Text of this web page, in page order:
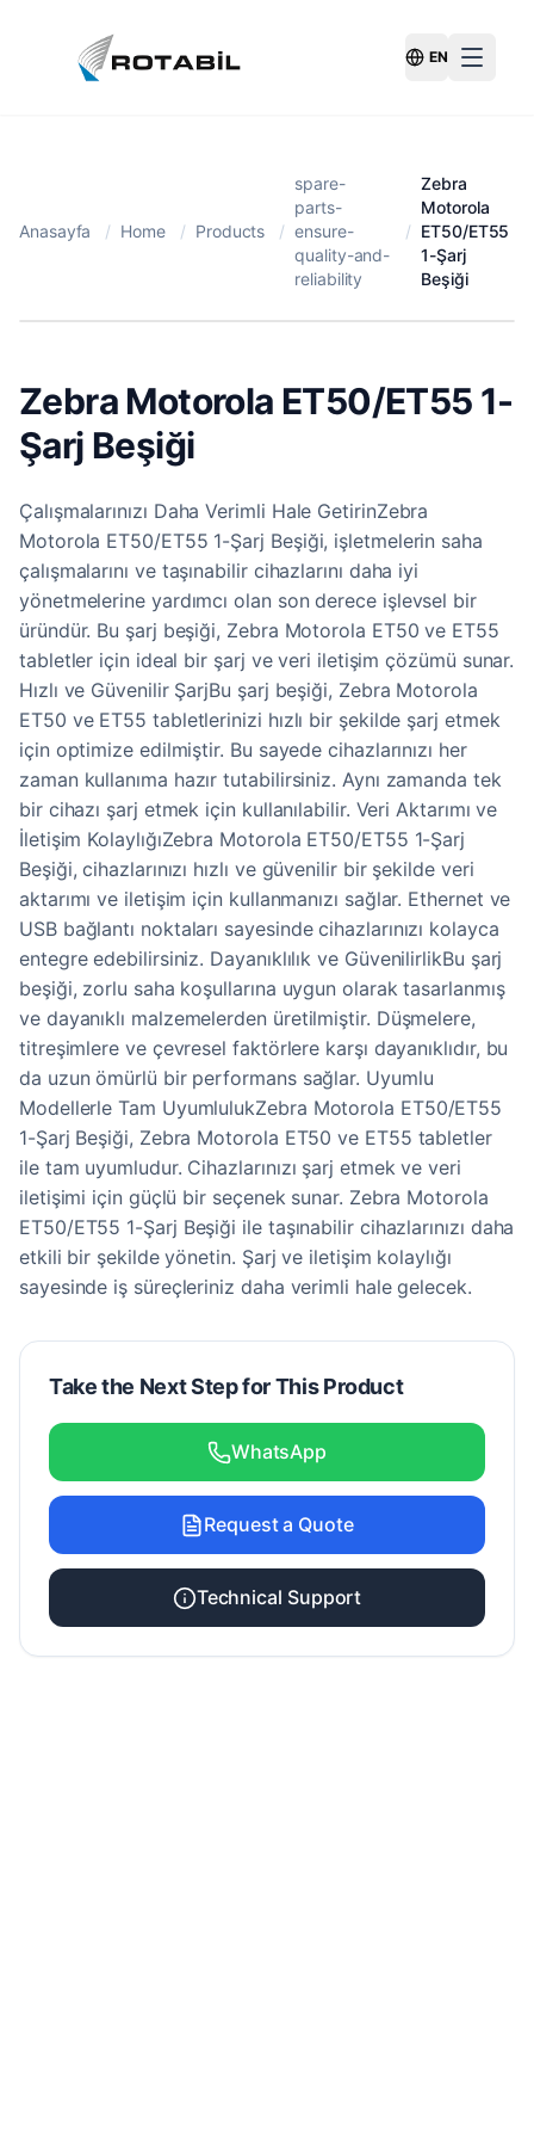
Switch
EN
Anasayfa / Home / Products /
spare-
parts-
ensure-
quality-and-
reliability
/
Zebra
Motorola
ET50/ET55
1-Şarj
Beşiği
Zebra Motorola ET50/ET55 1-
Şarj Beşiği
Çalışmalarınızı Daha Verimli Hale GetirinZebra
Motorola ET50/ET55 1-Şarj Beşiği, işletmelerin saha
çalışmalarını ve taşınabilir cihazlarını daha iyi
yönetmelerine yardımcı olan son derece işlevsel bir
üründür. Bu şarj beşiği, Zebra Motorola ET50 ve ET55
tabletler için ideal bir şarj ve veri iletişim çözümü sunar.
Hızlı ve Güvenilir ŞarjBu şarj beşiği, Zebra Motorola
ET50 ve ET55 tabletlerinizi hızlı bir şekilde şarj etmek
için optimize edilmiştir. Bu sayede cihazlarınızı her
zaman kullanıma hazır tutabilirsiniz. Aynı zamanda tek
bir cihazı şarj etmek için kullanılabilir. Veri Aktarımı ve
İletişim KolaylığıZebra Motorola ET50/ET55 1-Şarj
Beşiği, cihazlarınızı hızlı ve güvenilir bir şekilde veri
aktarımı ve iletişim için kullanmanızı sağlar. Ethernet ve
USB bağlantı noktaları sayesinde cihazlarınızı kolayca
entegre edebilirsiniz. Dayanıklılık ve GüvenilirlikBu şarj
beşiği, zorlu saha koşullarına uygun olarak tasarlanmış
ve dayanıklı malzemelerden üretilmiştir. Düşmelere,
titreşimlere ve çevresel faktörlere karşı dayanıklıdır, bu
da uzun ömürlü bir performans sağlar. Uyumlu
Modellerle Tam UyumlulukZebra Motorola ET50/ET55
1-Şarj Beşiği, Zebra Motorola ET50 ve ET55 tabletler
ile tam uyumludur. Cihazlarınızı şarj etmek ve veri
iletişimi için güçlü bir seçenek sunar. Zebra Motorola
ET50/ET55 1-Şarj Beşiği ile taşınabilir cihazlarınızı daha
etkili bir şekilde yönetin. Şarj ve iletişim kolaylığı
sayesinde iş süreçleriniz daha verimli hale gelecek.
Take the Next Step for This Product
WhatsApp
Request a Quote
Technical Support